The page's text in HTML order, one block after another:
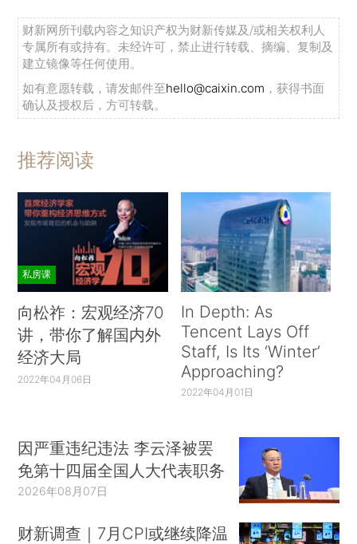
财新网所刊载内容之知识产权为财新传媒及/或相关权利人
专属所有或持有。未经许可，禁止进行转载、摘编、复制及
建立镜像等任何使用。
如有意愿转载，请发邮件至hello@caixin.com ，获得书面
确认及授权后，方可转载。
推荐阅读
私房课
向松祚：宏观经济70
讲，带你了解国内外
经济大局
2022年04月06日
In Depth: As
Tencent Lays Off
Staff, Is Its ‘Winter’
Approaching?
2022年04月01日
因严重违纪违法 李云泽被罢
免第十四届全国人大代表职务
2026年08月07日
财新调查｜7月CPI或继续降温